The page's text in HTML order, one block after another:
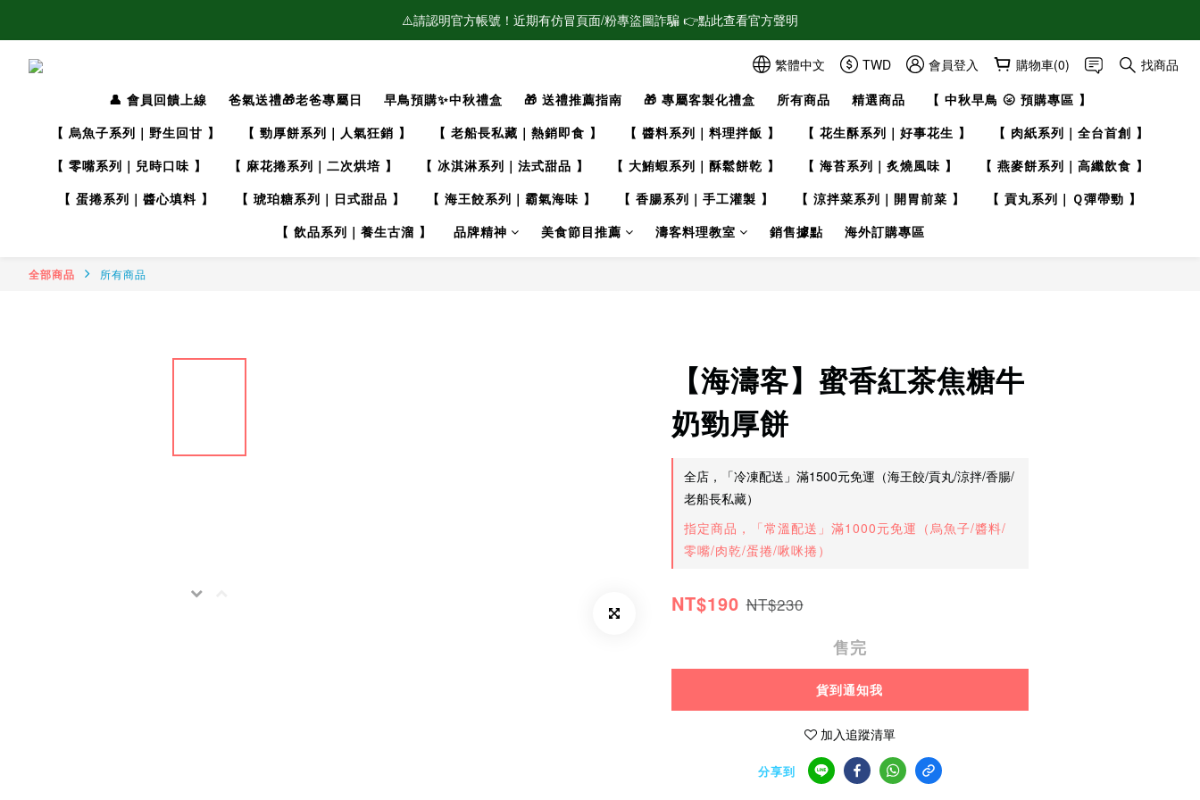
🌟新會員加入！現領$100購物金🌟
⚠️請認明官方帳號！近期有仿冒頁面/粉專盜圖詐騙 👉點此查看官方聲明
繁體中文 TWD 會員登入 購物車(0)
找商品
👤 會員回饋上線
爸氣送禮🎁老爸專屬日 早鳥預購✨中秋禮盒 🎁 送禮推薦指南 🎁 專屬客製化禮盒 所有商品 精選商品
【 中秋早鳥 🌝 預購專區 】
【 烏魚子系列｜野生回甘 】
【 勁厚餅系列｜人氣狂銷 】 【 老船長私藏｜熱銷即食 】 【 醬料系列｜料理拌飯 】 【 花生酥系列｜好事花生 】
【 肉紙系列｜全台首創 】
【 零嘴系列｜兒時口味 】
【 麻花捲系列｜二次烘培 】 【 冰淇淋系列｜法式甜品 】 【 大鮪蝦系列｜酥鬆餅乾 】 【 海苔系列｜炙燒風味 】
【 燕麥餅系列｜高纖飲食 】
【 蛋捲系列｜醬心填料 】
【 琥珀糖系列｜日式甜品 】 【 海王餃系列｜霸氣海味 】 【 香腸系列｜手工灌製 】 【 涼拌菜系列｜開胃前菜 】
【 貢丸系列｜Ｑ彈帶勁 】
【 飲品系列｜養生古溜 】
品牌精神 美食節目推薦 濤客料理教室 銷售據點 海外訂購專區
全部商品 所有商品
【海濤客】蜜香紅茶焦糖牛
奶勁厚餅
全店，「冷凍配送」滿1500元免運（海王餃/貢丸/涼拌/香腸/
老船長私藏）
指定商品，「常溫配送」滿1000元免運（烏魚子/醬料/
零嘴/肉乾/蛋捲/啾咪捲）
NT$190 NT$230
售完
貨到通知我
加入追蹤清單
分享到